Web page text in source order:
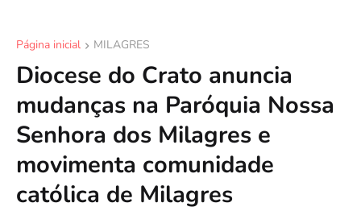
Página inicial MILAGRES
Diocese do Crato anuncia
mudanças na Paróquia Nossa
Senhora dos Milagres e
movimenta comunidade
católica de Milagres